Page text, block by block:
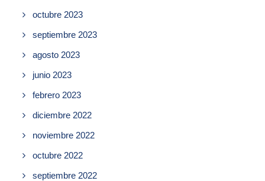
octubre 2023
septiembre 2023
agosto 2023
junio 2023
febrero 2023
diciembre 2022
noviembre 2022
octubre 2022
septiembre 2022